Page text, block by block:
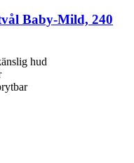
Baby-​Mild, 240
hud